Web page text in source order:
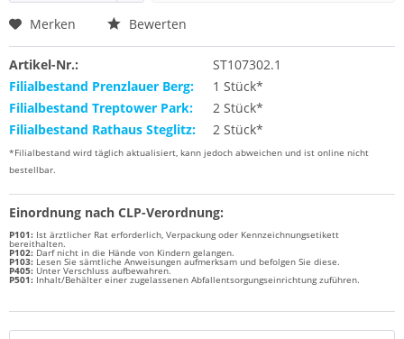
Merken Bewerten
Artikel-Nr.:
ST107302.1
Filialbestand Prenzlauer Berg:
1 Stück*
Filialbestand Treptower Park:
2 Stück*
Filialbestand Rathaus Steglitz:
2 Stück*
*Filialbestand wird täglich aktualisiert, kann jedoch abweichen und ist online nicht
bestellbar.
Einordnung nach CLP-Verordnung:
P101: Ist ärztlicher Rat erforderlich, Verpackung oder Kennzeichnungsetikett
bereithalten.
P102: Darf nicht in die Hände von Kindern gelangen.
P103: Lesen Sie sämtliche Anweisungen aufmerksam und befolgen Sie diese.
P405: Unter Verschluss aufbewahren.
P501: Inhalt/Behälter einer zugelassenen Abfallentsorgungseinrichtung zuführen.